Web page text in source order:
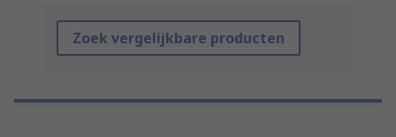
Zoek vergelijkbare producten